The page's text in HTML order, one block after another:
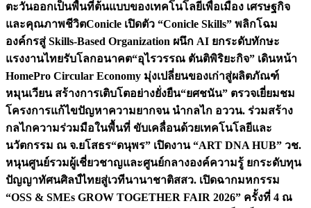
ตะวันออกเป็นพื้นที่ต้นแบบของเทคโนโลยีเพื่อเมือง เศรษฐกิจ
และคุณภาพชีวิตConicle เปิดตัว “Conicle Skills” พลิกโฉม
องค์กรสู่ Skills-Based Organization ผนึก AI ยกระดับทักษะ
แรงงานไทยรับโลกอนาคต“อุไรวรรณ ตันติพิริยะกิจ” เดินหน้า
HomePro Circular Economy มุ่งเปลี่ยนของเก่าสู่ผลิตภัณฑ์
หมุนเวียน สร้างการเติบโตอย่างยั่งยืน“ยศชนัน” ตรวจเยี่ยมชม
โครงการแก้ไขปัญหาความยากจน นำกลไก อววน. ร่วมสร้าง
กลไกความร่วมมือในพื้นที่ ขับเคลื่อนด้วยเทคโนโลยีและ
นวัตกรรม ณ จ.ยโสธร“ดนุพร” เปิดงาน “ART DNA HUB” วช.
หนุนศูนย์รวมผู้เชี่ยวชาญและศูนย์กลางองค์ความรู้ ยกระดับทุน
ปัญญาทัศนศิลป์ไทยสู่เวทีนานาชาติสสว. เปิดฉากมหกรรม
“OSS & SMEs GROW TOGETHER FAIR 2026” ครั้งที่ 4 ณ